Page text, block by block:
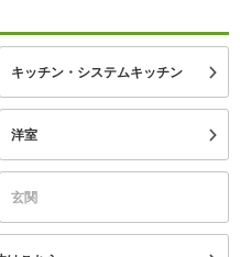
キッチン・システムキッチン
洋室
玄関